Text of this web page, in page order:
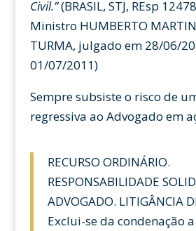
Civil.”(BRASIL, STJ, REsp
Ministro HUMBERTO
TURMA, julgado em 28/06/
01/07/2011)
Sempre subsiste o risco de
regressiva ao Advogado em
RECURSO ORDINÁRIO.
RESPONSABILIDADE
ADVOGADO. LITIGÂNCIA
Exclui-se da condenação a